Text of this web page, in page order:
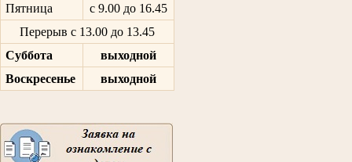
Пятница
с 9.00 до 16.45
Перерыв с 13.00 до 13.45
Суббота
выходной
Воскресенье
выходной